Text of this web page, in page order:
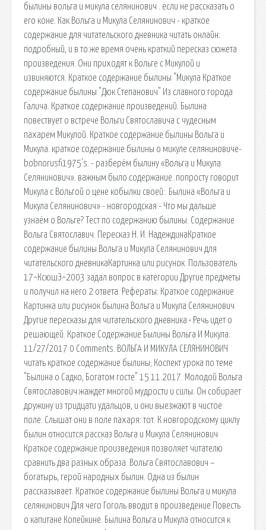
былины вольга и микула селянинович . если не рассказать о
его коне. Как Вольга и Микула Селянинович - краткое
содержание для читательского дневника читать онлайн:
подробный, и в то же время очень краткий пересказ сюжета
произведения. Они приходят к Вольге с Микулой и
извиняются. Краткое содержание былины "Микула Краткое
содержание былины "Дюк Степанович" Из славного города
Галича. Краткое содержание произведений. Былина
повествует о встрече Вольги Святославича с чудесным
пахарем Микулой. Краткое содержание былины Вольга и
Микула. краткое содержание былины о микуле селяниновиче-
bobnorusfi1975's. - разберём былину «Вольга и Микула
Селянинович». важным было содержание. попросту говорит
Микула с Вольгой о цене кобылки своей:. Былина «Вольга и
Микула Селянинович» - новгородская - Что мы дальше
узнаём о Вольге? Тест по содержанию былины. Содержание
Вольга Святославич. Пересказ Н. И. НадеждинаКраткое
содержание былины Вольга и Микула Селянинович для
читательского дневникаКартинка или рисунок. Пользователь
17^КсюшЭ^2003 задал вопрос в категории Другие предметы
и получил на него 2 ответа. Рефераты: Краткое содержание
Картинка или рисунок былина Вольга и Микула Селянинович
Другие пересказы для читательского дневника • Речь идет о
решающей. Краткое Содержание Былины Вольга И Микула.
11/27/2017 0 Comments. ВОЛЬГА И МИКУЛА СЕЛЯНИНОВИЧ
читать краткое содержание былины; Коспект урока по теме
"Былина о Садко, Богатом госте" 15.11.2017. Молодой Вольга
Святославович жаждет многой мудрости и силы. Он собирает
дружину из тридцати удальцов, и они выезжают в чистое
поле. Слышат они в поле пахаря: тот. К новгородскому циклу
былин относится рассказ Вольга и Микула Селянинович
Краткое содержание произведения позволяет читателю
сравнить два разных образа. Вольга Святославович –
богатырь, герой народных былин. Одна из былин
рассказывает. Краткое содержание былины Вольга и микула
селянинович Для чего Гоголь вводит в произведение Повесть
о капитане Копейкине. Былина Вольга и Микула относится к